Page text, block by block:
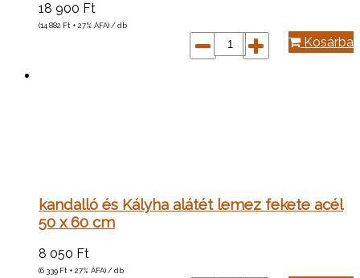
18 900 Ft
(14 882 Ft + 27% ÁFA) / db
Kosárba
kandalló és Kályha alátét lemez fekete acél
50 x 60 cm
8 050 Ft
(6 339 Ft + 27% ÁFA) / db